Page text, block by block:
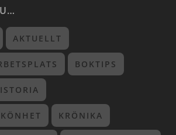
AKTUELLT
BOKTIPS
KRÖNIKA